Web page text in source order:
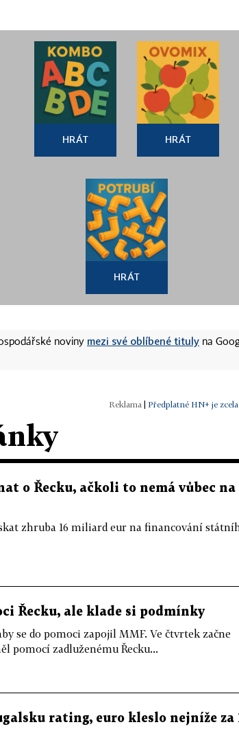
HRÁT HRÁT
HRÁT
noviny mezi své oblíbené tituly na
Předplatné HN+ je
o Řecku, ačkoli to nemá vůbec na
zhruba 16 miliard eur na financování
Řecku, ale klade si podmínky
se do pomoci zapojil MMF. Ve čtvrtek začne
pomocí zadluženému Řecku...
rating, euro kleslo nejníže za